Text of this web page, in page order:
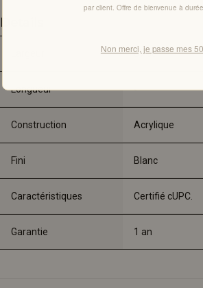
Details
67 po
Longueur -
Construction Acrylique
Fini Blanc
Caractéristiques Certifié cUPC.
Garantie 1 an
par client. Offre de bienvenue à durée
Non merci, je passe mes